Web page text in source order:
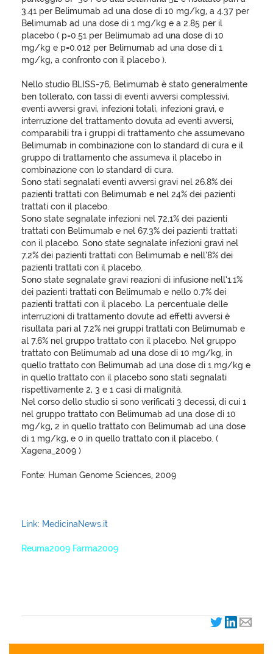
3.41 per Belimumab ad una dose di 10 mg/kg, a 4.37 per
Belimumab ad una dose di 1 mg/kg e a 2.85 per il
placebo ( p=0.51 per Belimumab ad una dose di 10
mg/kg e p=0.012 per Belimumab ad una dose di 1
mg/kg, a confronto con il placebo ).
Nello studio BLISS-76, Belimumab è stato generalmente
ben tollerato, con tassi di eventi avversi complessivi,
eventi avversi gravi, infezioni totali, infezioni gravi, e
interruzione del trattamento dovuta ad eventi avversi,
comparabili tra i gruppi di trattamento che assumevano
Belimumab in combinazione con lo standard di cura e il
gruppo di trattamento che assumeva il placebo in
combinazione con lo standard di cura.
Sono stati segnalati eventi avversi gravi nel 26.8% dei
pazienti trattati con Belimumab e nel 24% dei pazienti
trattati con il placebo.
Sono state segnalate infezioni nel 72.1% dei pazienti
trattati con Belimumab e nel 67.3% dei pazienti trattati
con il placebo. Sono state segnalate infezioni gravi nel
7.2% dei pazienti trattati con Belimumab e nell’8% dei
pazienti trattati con il placebo.
Sono state segnalate gravi reazioni di infusione nell’1.1%
dei pazienti trattati con Belimumab e nello 0.7% dei
pazienti trattati con il placebo. La percentuale delle
interruzioni di trattamento dovute ad effetti avversi è
risultata pari al 7.2% nei gruppi trattati con Belimumab e
al 7.6% nel gruppo trattato con il placebo. Nel gruppo
trattato con Belimumab ad una dose di 10 mg/kg, in
quello trattato con Belimumab ad una dose di 1 mg/kg e
in quello trattato con il placebo sono stati segnalati
rispettivamente 2, 3 e 1 casi di malignità.
Nel corso dello studio si sono verificati 3 decessi, di cui 1
nel gruppo trattato con Belimumab ad una dose di 10
mg/kg, 2 in quello trattato con Belimumab ad una dose
di 1 mg/kg, e 0 in quello trattato con il placebo. (
Xagena_2009 )
Fonte: Human Genome Sciences, 2009
Link: MedicinaNews.it
Reuma2009 Farma2009